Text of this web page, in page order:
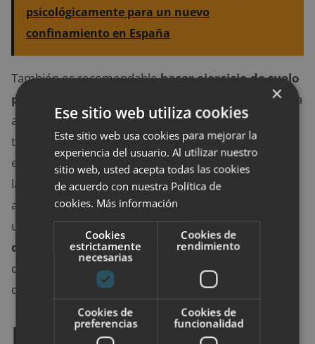
psicológicamente para un nuevo
confinamiento en España
También es recomendablehacer ejercicio de suelo
pélvico utilizando la pelota suiza.
Esto te ayudará a
aliviar la presión que el bebé ejerce en la zona, pero
también a prepararte para el parto. Por otra parte,
evita mantenerte en una misma posición durante
largos períodos de tiempo: de pie o sentada. Busca
activarte y moverte cada cierto tiempo aunque sea
unos minutos. Y, por supuesto,evita subir mucho
de peso,
recuerda que aunque es lógico ganar kilos
durante esta etapa, no te excedas ni te descuides
demasiado.
Las varices en la
×
Ese sitio web utiliza cookies
Este sitio web usa cookies para mejorar la
experiencia del usuario. Al utilizar nuestro
sitio web, usted acepta todas las cookies
de acuerdo con nuestra Política de
cookies. Más información
Cookies
estrictamente
necesarias
Cookies de
rendimiento
Cookies de
preferencias
Cookies de
funcionalidad